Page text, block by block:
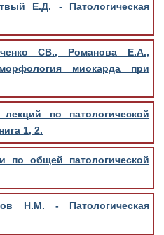
Е.Д. - Патологическая
СВ., Романова Е.А.,
миокарда при
по патологической
1, 2.
по общей патологической
Н.М. - Патологическая